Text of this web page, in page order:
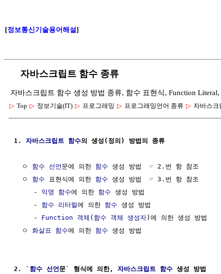
[정보통신기술용어해설]
자바스크립트 함수 종류
자바스크립트 함수 생성 방법 종류, 함수 표현식, Function
▷ Top ▷ 정보기술(IT) ▷ 프로그래밍 ▷ 프로그래밍언어 종류 ▷ 자바스크
1. 자바스크립트 함수의 생성(정의) 방법의 종류
  ㅇ
함수 선언 문에 의한 함수 생성 방법  ☞ 2.번 항 참조
  ㅇ
함수 표현식에 의한 함수 생성 방법  ☞ 3.번 항 참조
     -
익명 함수에 의한 함수 생성 방법
     -
함수 리터럴에 의한 함수 생성 방법
     -
Function 객체 ( 함수 객체 생성자)에 의한 생성 방법
  ㅇ
화살표 함수에 의한 함수 생성 방법
2. ` 함수 선언문` 형식에 의한, 자바스크립트 함수 생성 방법